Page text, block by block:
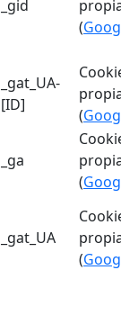
_gid
(
_gat_UA-
[ID]
(
_ga
(
_gat_UA
(